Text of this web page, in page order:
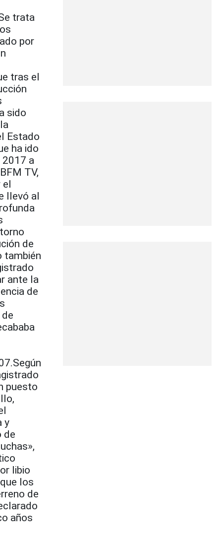
trata
por
tras el
sido
Estado
ha ido
a
TV,
el
llevó al
de
también
ante la
de
puesto
y
de
libio
los
de
años